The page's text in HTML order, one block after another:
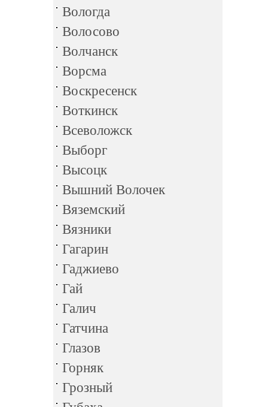
Вологда
Волосово
Волчанск
Ворсма
Воскресенск
Воткинск
Всеволожск
Выборг
Высоцк
Вышний Волочек
Вяземский
Вязники
Гагарин
Гаджиево
Гай
Галич
Гатчина
Глазов
Горняк
Грозный